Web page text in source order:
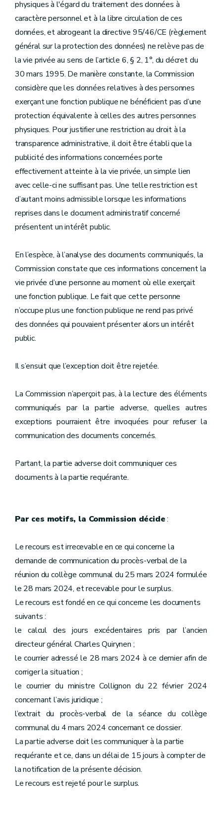
physiques à l'égard du traitement des données à
caractère personnel et à la libre circulation de ces
données, et abrogeant la directive 95/46/CE (règlement
général sur la protection des données) ne relève pas de
la vie privée au sens de l’article 6, § 2, 1°, du décret du
30 mars 1995. De manière constante, la Commission
considère que les données relatives à des personnes
exerçant une fonction publique ne bénéficient pas d’une
protection équivalente à celles des autres personnes
physiques. Pour justifier une restriction au droit à la
transparence administrative, il doit être établi que la
publicité des informations concernées porte
effectivement atteinte à la vie privée, un simple lien
avec celle-ci ne suffisant pas. Une telle restriction est
d’autant moins admissible lorsque les informations
reprises dans le document administratif concerné
présentent un intérêt public.
En l’espèce, à l’analyse des documents communiqués, la
Commission constate que ces informations concernent la
vie privée d’une personne au moment où elle exerçait
une fonction publique. Le fait que cette personne
n’occupe plus une fonction publique ne rend pas privé
des données qui pouvaient présenter alors un intérêt
public.
Il s’ensuit que l’exception doit être rejetée.
La Commission n’aperçoit pas, à la lecture des éléments
communiqués par la partie adverse, quelles autres
exceptions pourraient être invoquées pour refuser la
communication des documents concernés.
Partant, la partie adverse doit communiquer ces
documents à la partie requérante.
Par ces motifs, la Commission décide:
Le recours est irrecevable en ce qui concerne la
demande de communication du procès-verbal de la
réunion du collège communal du 25 mars 2024 formulée
le 28 mars 2024, et recevable pour le surplus.
Le recours est fondé en ce qui concerne les documents
suivants :
le calcul des jours excédentaires pris par l’ancien
directeur général Charles Quirynen ;
le courrier adressé le 28 mars 2024 à ce dernier afin de
corriger la situation ;
le courrier du ministre Collignon du 22 février 2024
concernant l’avis juridique ;
l’extrait du procès-verbal de la séance du collège
communal du 4 mars 2024 concernant ce dossier.
La partie adverse doit les communiquer à la partie
requérante et ce, dans un délai de 15 jours à compter de
la notification de la présente décision.
Le recours est rejeté pour le surplus.